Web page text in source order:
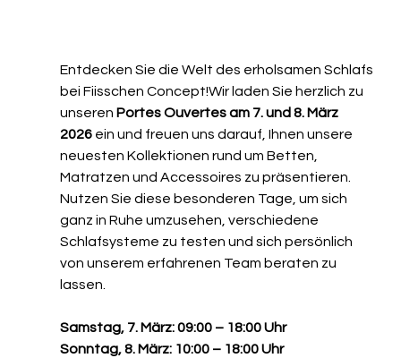
Entdecken Sie die Welt des erholsamen Schlafs
bei Fiisschen Concept!Wir laden Sie herzlich zu
unseren Portes Ouvertes am 7. und 8. März
2026 ein und freuen uns darauf, Ihnen unsere
neuesten Kollektionen rund um Betten,
Matratzen und Accessoires zu präsentieren.
Nutzen Sie diese besonderen Tage, um sich
ganz in Ruhe umzusehen, verschiedene
Schlafsysteme zu testen und sich persönlich
von unserem erfahrenen Team beraten zu
lassen.
Samstag, 7. März: 09:00 – 18:00 Uhr
Sonntag, 8. März: 10:00 – 18:00 Uhr